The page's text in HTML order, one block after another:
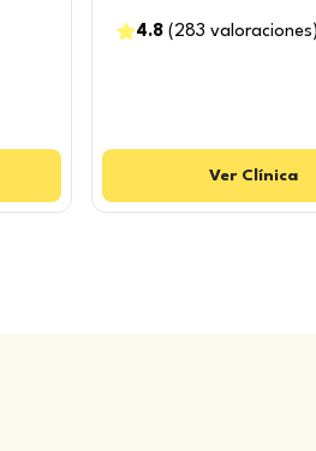
4.8( 283 valoraciones )
Ver Clínica